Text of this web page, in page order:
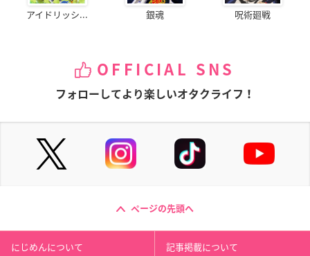
アイドリッシ... 銀魂 呪術廻戦
OFFICIAL SNS
フォローしてより楽しいオタクライフ！
ページの先頭へ
にじめんについて 記事掲載について